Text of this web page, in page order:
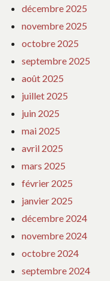
décembre 2025
novembre 2025
octobre 2025
septembre 2025
août 2025
juillet 2025
juin 2025
mai 2025
avril 2025
mars 2025
février 2025
janvier 2025
décembre 2024
novembre 2024
octobre 2024
septembre 2024